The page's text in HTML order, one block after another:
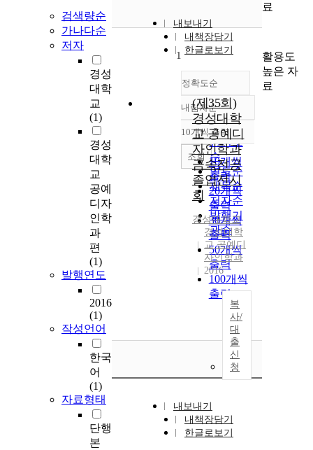
검색량순
가나다순
저자
경성
대학
교
(1)
경성
대학
교
공예
디자
인학
과
편
(1)
발행연도
2016
(1)
작성언어
한국
어
(1)
자료형태
단행
본
내보내기
내책장담기
한글로보기
정확도순
정확도
순
인기도
순
연도순
제목순
저자순
발행기
관순
내림차순
내림차순
10개씩 출력
10개씩
출력
20개씩
출력
30개씩
출력
50개씩
출력
100개씩
출력
조회
1
(제35회)
경성대학
교 공예디
자인학과
금속전공
졸업전시
회
경성대학교
경성대학
교 공예디
자인학과
2016
복
사/
대
출
신
청
내보내기
내책장담기
한글로보기
료
활용도
높은 자
료